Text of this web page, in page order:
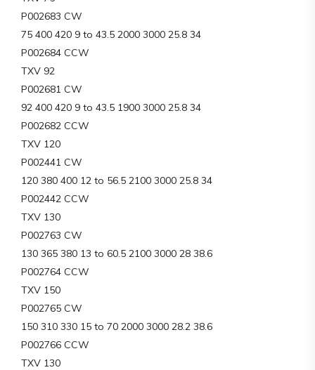
P002683 CW
75 400 420 9 to 43.5 2000 3000 25.8 34
P002684 CCW
TXV 92
P002681 CW
92 400 420 9 to 43.5 1900 3000 25.8 34
P002682 CCW
TXV 120
P002441 CW
120 380 400 12 to 56.5 2100 3000 25.8 34
P002442 CCW
TXV 130
P002763 CW
130 365 380 13 to 60.5 2100 3000 28 38.6
P002764 CCW
TXV 150
P002765 CW
150 310 330 15 to 70 2000 3000 28.2 38.6
P002766 CCW
TXV 130